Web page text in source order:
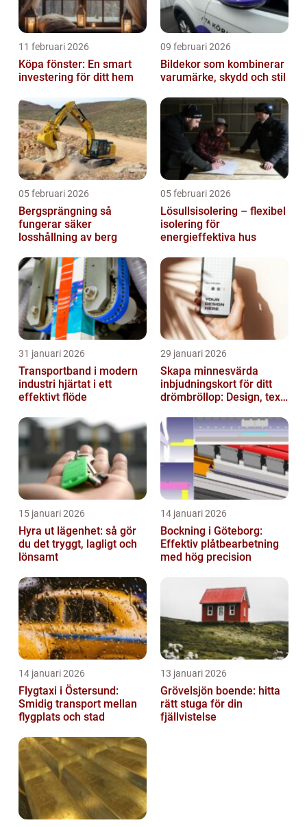
11 februari 2026
Köpa fönster: En smart
investering för ditt hem
09 februari 2026
Bildekor som kombinerar
varumärke, skydd och stil
05 februari 2026
Bergsprängning så
fungerar säker
losshållning av berg
05 februari 2026
Lösullsisolering – flexibel
isolering för
energieffektiva hus
31 januari 2026
Transportband i modern
industri hjärtat i ett
effektivt flöde
29 januari 2026
Skapa minnesvärda
inbjudningskort för ditt
drömbröllop: Design, text
15 januari 2026
Hyra ut lägenhet: så gör
du det tryggt, lagligt och
lönsamt
14 januari 2026
Bockning i Göteborg:
Effektiv plåtbearbetning
med hög precision
14 januari 2026
Flygtaxi i Östersund:
Smidig transport mellan
flygplats och stad
13 januari 2026
Grövelsjön boende: hitta
rätt stuga för din
fjällvistelse